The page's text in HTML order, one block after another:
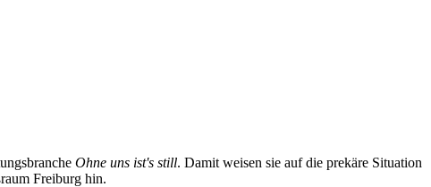
Ohne uns ist's still. Damit weisen sie auf die prekäre Situation
Freiburg hin.